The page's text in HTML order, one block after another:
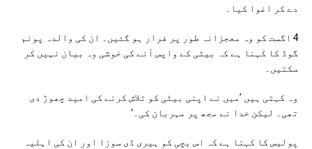
دے کر اغوا کیا۔
4 اگست کو وہ معجزانہ طور پر فرار ہو گئیں۔ ان کی والدہ پونم
گوڈ کا کہنا ہے کہ بیٹی کے واپس آنے کی خوشی وہ بیان نہیں کر
سکتیں۔
وہ کہتی ہیں ’میں نے اپنی بیٹی کو تلاش کرنے کی امید چھوڑ دی
تھی۔ لیکن خدا نے مجھ پر مہربان کی۔‘
پولیس کا کہنا ہے کہ اس بچی کو ہیری ڈی سوزا اور ان کی اہلیہ